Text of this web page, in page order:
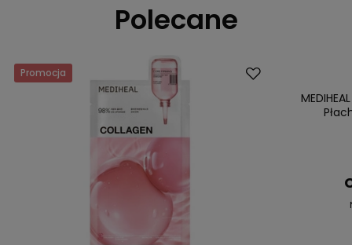
Polecane
Promocja